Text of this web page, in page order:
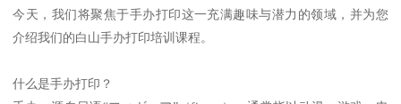
今天，我们将聚焦于手办打印这一充满趣味与潜力的领域，并为您
介绍我们的白山手办打印培训课程。
什么是手办打印？